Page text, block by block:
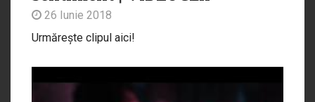
26 Iunie 2018
Urmărește clipul aici!